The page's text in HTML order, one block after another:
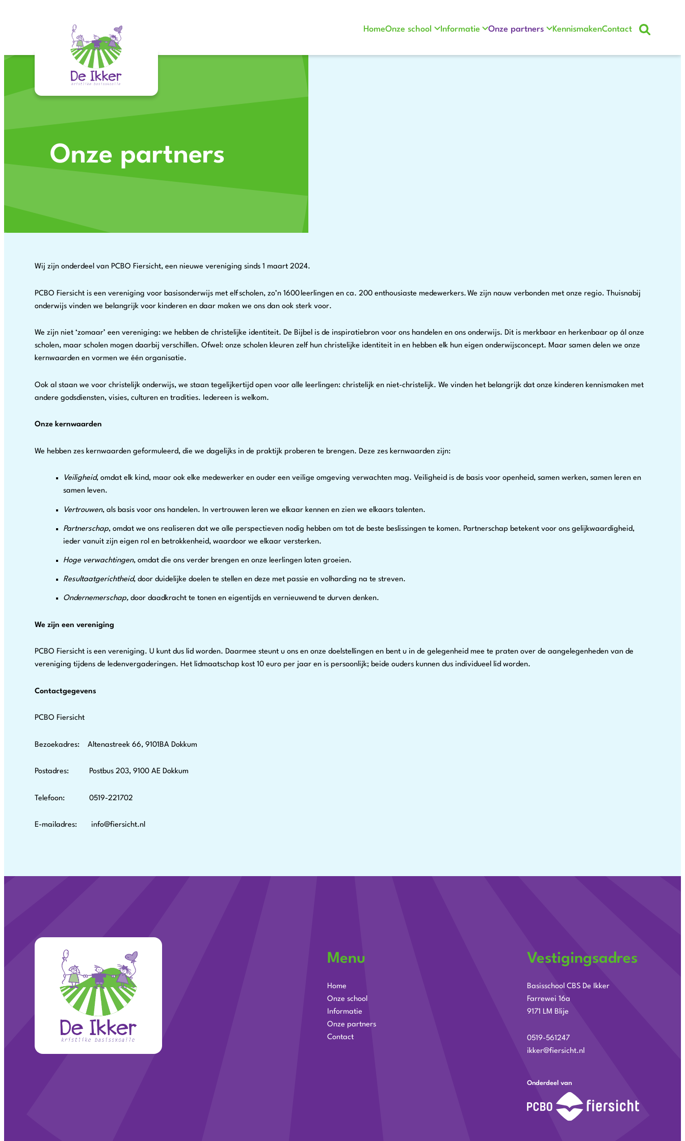
HomeOnze school Informatie Onze partners KennismakenContact
Onze partners
Wij zijn onderdeel van PCBO Fiersicht, een nieuwe vereniging sinds 1 maart 2024.
PCBO Fiersicht is een vereniging voor basisonderwijs met elf scholen, zo’n 1600 leerlingen en ca. 200 enthousiaste medewerkers. We zijn nauw verbonden met onze regio. Thuisnabij
onderwijs vinden we belangrijk voor kinderen en daar maken we ons dan ook sterk voor.
We zijn niet ‘zomaar’ een vereniging: we hebben de christelijke identiteit. De Bijbel is de inspiratiebron voor ons handelen en ons onderwijs. Dit is merkbaar en herkenbaar op ál onze
scholen, maar scholen mogen daarbij verschillen. Ofwel: onze scholen kleuren zelf hun christelijke identiteit in en hebben elk hun eigen onderwijsconcept. Maar samen delen we onze
kernwaarden en vormen we één organisatie.
Ook al staan we voor christelijk onderwijs, we staan tegelijkertijd open voor alle leerlingen: christelijk en niet-christelijk. We vinden het belangrijk dat onze kinderen kennismaken met
andere godsdiensten, visies, culturen en tradities. Iedereen is welkom.
Onze kernwaarden
We hebben zes kernwaarden geformuleerd, die we dagelijks in de praktijk proberen te brengen. Deze zes kernwaarden zijn:
Veiligheid, omdat elk kind, maar ook elke medewerker en ouder een veilige omgeving verwachten mag. Veiligheid is de basis voor openheid, samen werken, samen leren en
samen leven.
Vertrouwen, als basis voor ons handelen. In vertrouwen leren we elkaar kennen en zien we elkaars talenten.
Partnerschap, omdat we ons realiseren dat we alle perspectieven nodig hebben om tot de beste beslissingen te komen. Partnerschap betekent voor ons gelijkwaardigheid,
ieder vanuit zijn eigen rol en betrokkenheid, waardoor we elkaar versterken.
Hoge verwachtingen, omdat die ons verder brengen en onze leerlingen laten groeien.
Resultaatgerichtheid, door duidelijke doelen te stellen en deze met passie en volharding na te streven.
Ondernemerschap,door daadkracht te tonen en eigentijds en vernieuwend te durven denken.
We zijn een vereniging
PCBO Fiersicht is een vereniging. U kunt dus lid worden. Daarmee steunt u ons en onze doelstellingen en bent u in de gelegenheid mee te praten over de aangelegenheden van de
vereniging tijdens de ledenvergaderingen. Het lidmaatschap kost 10 euro per jaar en is persoonlijk; beide ouders kunnen dus individueel lid worden.
Contactgegevens
PCBO Fiersicht
Bezoekadres: Altenastreek 66, 9101BA Dokkum
Postadres: Postbus 203, 9100 AE Dokkum
Telefoon: 0519-221702
E-mailadres: info@fiersicht.nl
Menu
Home
Onze school
Informatie
Onze partners
Contact
Vestigingsadres
Basisschool CBS De Ikker
Farrewei 16a
9171 LM Blije
0519-561247
ikker@fiersicht.nl
Onderdeel van